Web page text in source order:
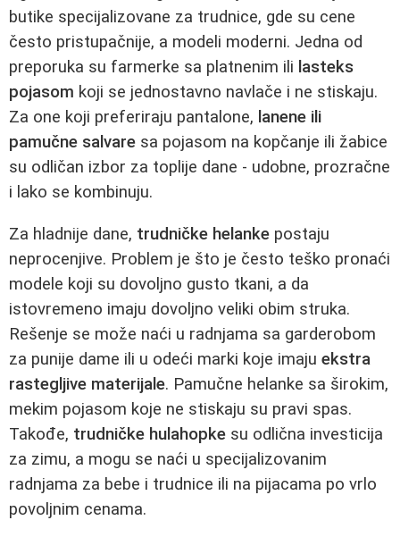
butike specijalizovane za trudnice, gde su cene
često pristupačnije, a modeli moderni. Jedna od
preporuka su farmerke sa platnenim ili lasteks
pojasom koji se jednostavno navlače i ne stiskaju.
Za one koji preferiraju pantalone, lanene ili
pamučne salvare sa pojasom na kopčanje ili žabice
su odličan izbor za toplije dane - udobne, prozračne
i lako se kombinuju.
Za hladnije dane, trudničke helanke postaju
neprocenjive. Problem je što je često teško pronaći
modele koji su dovoljno gusto tkani, a da
istovremeno imaju dovoljno veliki obim struka.
Rešenje se može naći u radnjama sa garderobom
za punije dame ili u odeći marki koje imaju ekstra
rastegljive materijale. Pamučne helanke sa širokim,
mekim pojasom koje ne stiskaju su pravi spas.
Takođe, trudničke hulahopke su odlična investicija
za zimu, a mogu se naći u specijalizovanim
radnjama za bebe i trudnice ili na pijacama po vrlo
povoljnim cenama.